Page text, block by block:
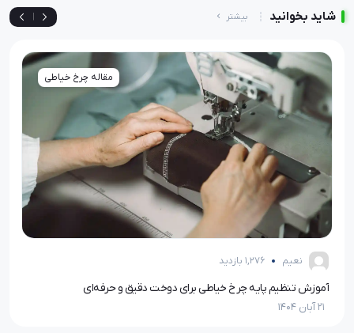
شاید بخوانید بیشتر
مقاله چرخ خیاطی
نعیم 1,276 بازدید
آموزش تنظیم پایه چرخ خیاطی برای دوخت دقیق و حرفه‌ای
21 آبان 1404